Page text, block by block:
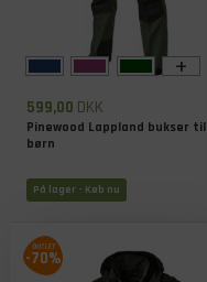
+
599,00 DKK
Pinewood Lappland bukser til
børn
På lager - Køb nu
-70%